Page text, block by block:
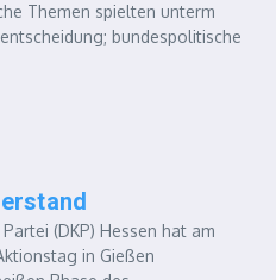
Themen spielten unterm
bundespolitische
(DKP) Hessen hat am
in Gießen